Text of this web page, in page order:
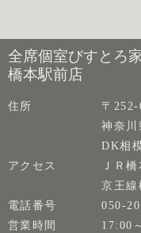
全席個室びすとろ
橋本駅前店
住所
〒252-
神奈
DK相
アクセス
ＪＲ
京王
電話番号
050-
営業時間
17:00